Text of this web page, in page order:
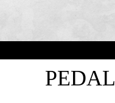
PEDAL